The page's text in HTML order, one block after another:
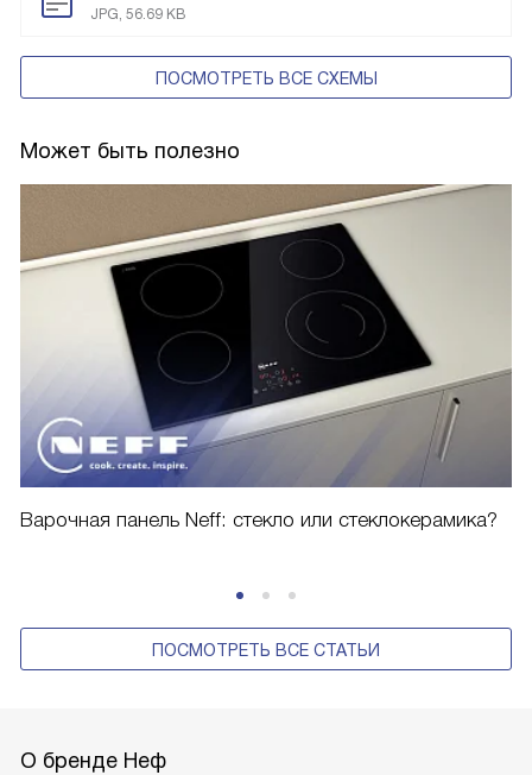
JPG, 56.69 KB
ПОСМОТРЕТЬ ВСЕ СХЕМЫ
Может быть полезно
Варочная панель Neff: стекло или стеклокерамика?
ПОСМОТРЕТЬ ВСЕ СТАТЬИ
О бренде Неф